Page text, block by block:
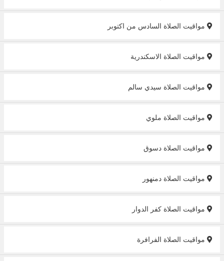
مواقيت الصلاة السادس من اكتوبر
مواقيت الصلاة الاسكندرية
مواقيت الصلاة سيدي سالم
مواقيت الصلاة ملوي
مواقيت الصلاة دسوق
مواقيت الصلاة دمنهور
مواقيت الصلاة كفر الدوار
مواقيت الصلاة الفرافرة